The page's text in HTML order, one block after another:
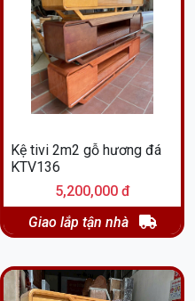
Kệ tivi 2m2 gỗ hương đá
KTV136
5,200,000 đ
Giao lắp tận nhà